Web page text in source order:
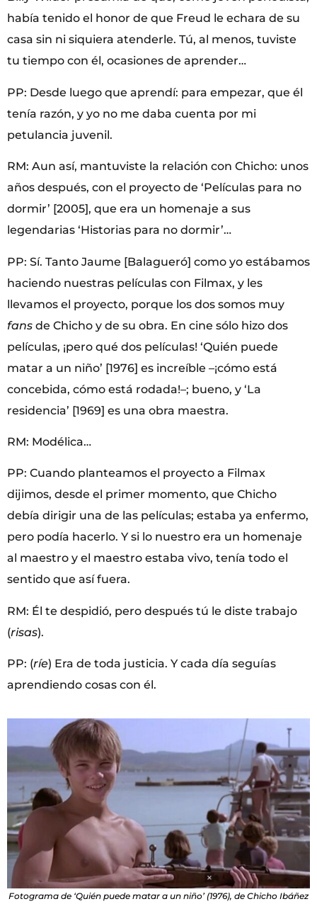
había tenido el honor de que Freud le echara de su
casa sin ni siquiera atenderle. Tú, al menos, tuviste
tu tiempo con él, ocasiones de aprender…
PP: Desde luego que aprendí: para empezar, que él
tenía razón, y yo no me daba cuenta por mi
petulancia juvenil.
RM: Aun así, mantuviste la relación con Chicho: unos
años después, con el proyecto de ‘Películas para no
dormir’ [2005], que era un homenaje a sus
legendarias ‘Historias para no dormir’…
PP: Sí. Tanto Jaume [Balagueró] como yo estábamos
haciendo nuestras películas con Filmax, y les
llevamos el proyecto, porque los dos somos muy
fans de Chicho y de su obra. En cine sólo hizo dos
películas, ¡pero qué dos películas! ‘Quién puede
matar a un niño’ [1976] es increíble –¡cómo está
concebida, cómo está rodada!–; bueno, y ‘La
residencia’ [1969] es una obra maestra.
RM: Modélica…
PP: Cuando planteamos el proyecto a Filmax
dijimos, desde el primer momento, que Chicho
debía dirigir una de las películas; estaba ya enfermo,
pero podía hacerlo. Y si lo nuestro era un homenaje
al maestro y el maestro estaba vivo, tenía todo el
sentido que así fuera.
RM: Él te despidió, pero después tú le diste trabajo
(risas).
PP: (ríe) Era de toda justicia. Y cada día seguías
aprendiendo cosas con él.
Fotograma de ‘Quién puede matar a un niño’ (1976), de Chicho Ibáñez